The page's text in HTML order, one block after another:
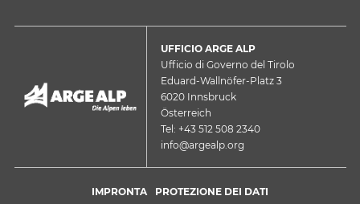
UFFICIO ARGE ALP
Ufficio di Governo del Tirolo
Eduard-Wallnöfer-Platz 3
6020 Innsbruck
Österreich
Tel: +43 512 508 2340
info@argealp.org
IMPRONTA PROTEZIONE DEI DATI